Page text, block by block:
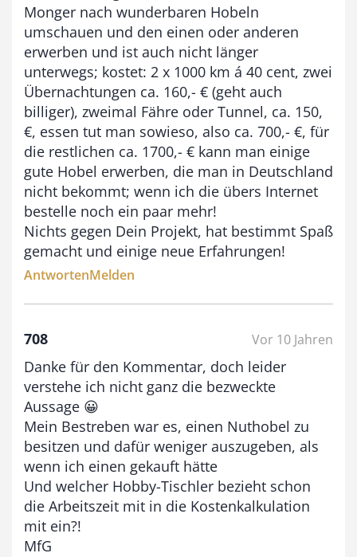
Monger nach wunderbaren Hobeln
umschauen und den einen oder anderen
erwerben und ist auch nicht länger
unterwegs; kostet: 2 x 1000 km á 40 cent, zwei
Übernachtungen ca. 160,- € (geht auch
billiger), zweimal Fähre oder Tunnel, ca. 150,
€, essen tut man sowieso, also ca. 700,- €, für
die restlichen ca. 1700,- € kann man einige
gute Hobel erwerben, die man in Deutschland
nicht bekommt; wenn ich die übers Internet
bestelle noch ein paar mehr!
Nichts gegen Dein Projekt, hat bestimmt Spaß
gemacht und einige neue Erfahrungen!
AntwortenMelden
708 Vor 10 Jahren
Danke für den Kommentar, doch leider
verstehe ich nicht ganz die bezweckte
Aussage 😀
Mein Bestreben war es, einen Nuthobel zu
besitzen und dafür weniger auszugeben, als
wenn ich einen gekauft hätte
Und welcher Hobby-Tischler bezieht schon
die Arbeitszeit mit in die Kostenkalkulation
mit ein?!
MfG